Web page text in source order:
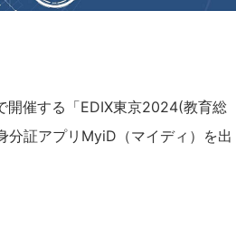
催する「EDIX東京2024(教育総
分証アプリMyiD（マイディ）を出